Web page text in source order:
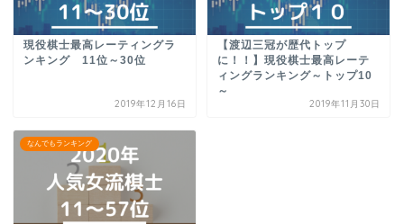
現役棋士最高レーティングラ
ンキング 11位～30位
2019年12月16日
【渡辺三冠が歴代トップ
に！！】現役棋士最高レーテ
ィングランキング～トップ10
～
2019年11月30日
なんでもランキング